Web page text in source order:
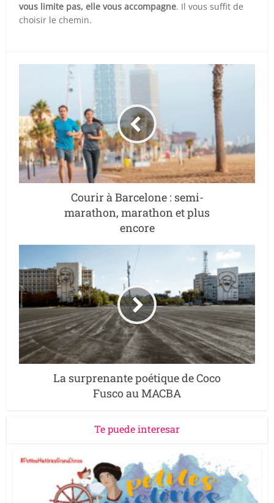
vous limite pas, elle vous accompagne. Il vous suffit de
choisir le chemin.
Courir à Barcelone : semi-
marathon, marathon et plus
encore
La surprenante poétique de Coco
Fusco au MACBA
Te puede interesar